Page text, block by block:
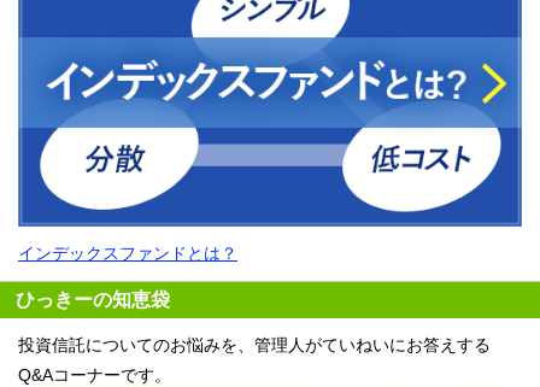
インデックスファンドとは？
ひっきーの知恵袋
投資信託についてのお悩みを、管理人がていねいにお答えする
Q&Aコーナーです。